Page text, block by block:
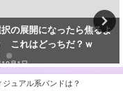
の展開になったら焦るよ
これはどっちだ？ｗ
月1日
ュアル系バンドは？